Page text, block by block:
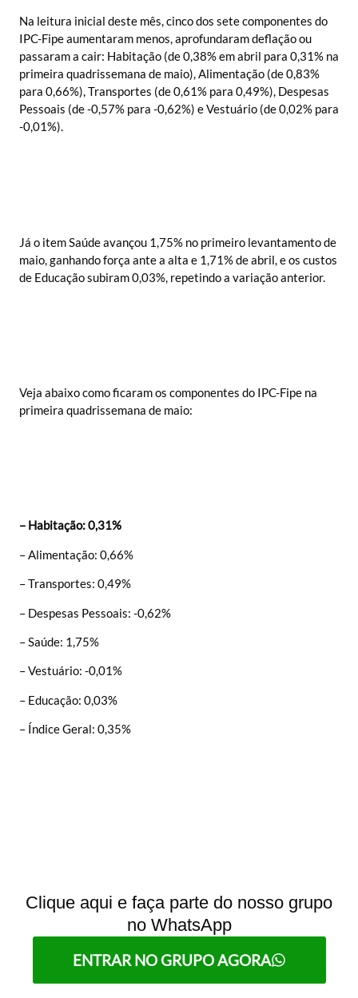
Na leitura inicial deste mês, cinco dos sete componentes do
IPC-Fipe aumentaram menos, aprofundaram deflação ou
passaram a cair: Habitação (de 0,38% em abril para 0,31% na
primeira quadrissemana de maio), Alimentação (de 0,83%
para 0,66%), Transportes (de 0,61% para 0,49%), Despesas
Pessoais (de -0,57% para -0,62%) e Vestuário (de 0,02% para
-0,01%).
Já o item Saúde avançou 1,75% no primeiro levantamento de
maio, ganhando força ante a alta e 1,71% de abril, e os custos
de Educação subiram 0,03%, repetindo a variação anterior.
Veja abaixo como ficaram os componentes do IPC-Fipe na
primeira quadrissemana de maio:
– Habitação: 0,31%
– Alimentação: 0,66%
– Transportes: 0,49%
– Despesas Pessoais: -0,62%
– Saúde: 1,75%
– Vestuário: -0,01%
– Educação: 0,03%
– Índice Geral: 0,35%
Clique aqui e faça parte do nosso grupo
no WhatsApp
ENTRAR NO GRUPO AGORA